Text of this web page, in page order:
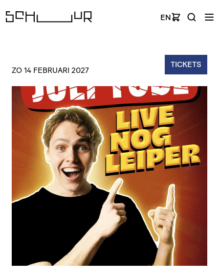
EN
TICKETS
ZO 14 FEBRUARI 2027